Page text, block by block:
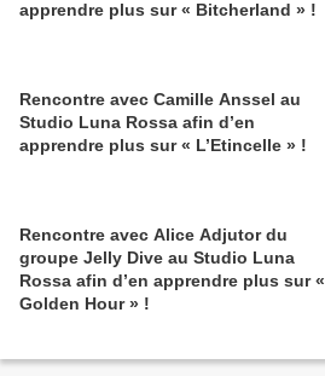
apprendre plus sur « Bitcherland » !
Rencontre avec Camille Anssel au
Studio Luna Rossa afin d’en
apprendre plus sur « L’Etincelle » !
Rencontre avec Alice Adjutor du
groupe Jelly Dive au Studio Luna
Rossa afin d’en apprendre plus sur «
Golden Hour » !